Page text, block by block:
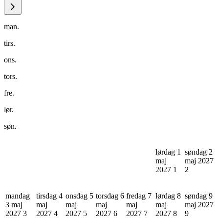
man.
tirs.
ons.
tors.
fre.
lør.
søn.
lørdag 1
maj
2027 1
søndag 2
maj 2027
2
mandag
3 maj
2027 3
tirsdag 4
maj
2027 4
onsdag 5
maj
2027 5
torsdag 6
maj
2027 6
fredag 7
maj
2027 7
lørdag 8
maj
2027 8
søndag 9
maj 2027
9